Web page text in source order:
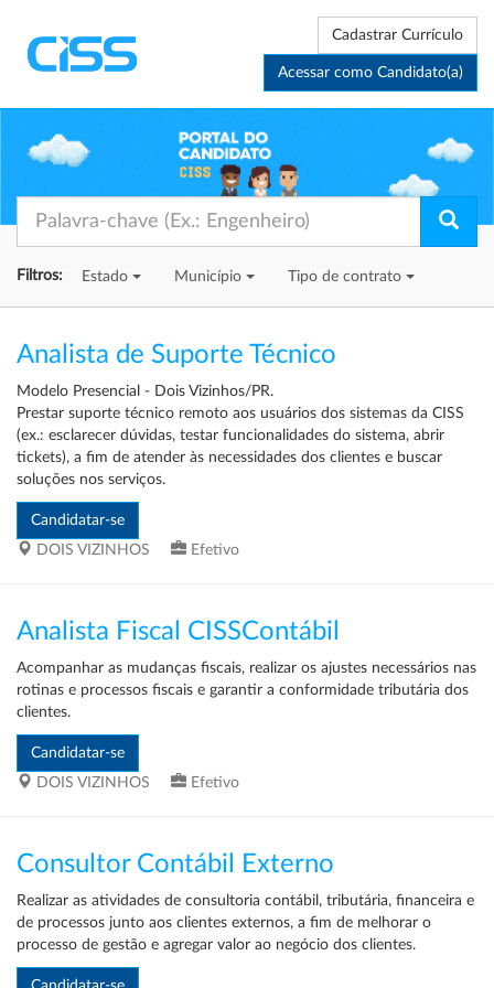
Cadastrar Currículo
Acessar como Candidato(a)
Filtros: Estado Município Tipo de contrato
Analista de Suporte Técnico
Modelo Presencial - Dois Vizinhos/PR.
Prestar suporte técnico remoto aos usuários dos sistemas da CISS
(ex.: esclarecer dúvidas, testar funcionalidades do sistema, abrir
tickets), a fim de atender às necessidades dos clientes e buscar
soluções nos serviços.
DOIS VIZINHOS Efetivo
Analista Fiscal CISSContábil
Acompanhar as mudanças fiscais, realizar os ajustes necessários nas
rotinas e processos fiscais e garantir a conformidade tributária dos
clientes.
DOIS VIZINHOS Efetivo
Consultor Contábil Externo
Realizar as atividades de consultoria contábil, tributária, financeira e
de processos junto aos clientes externos, a fim de melhorar o
processo de gestão e agregar valor ao negócio dos clientes.